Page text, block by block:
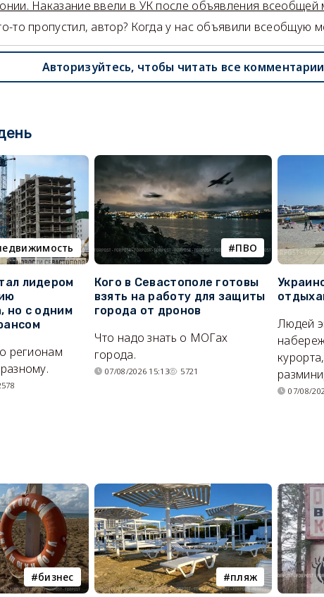
Наказание ввели в УК после объявления всеобщей
то пропустил, автор? Когда у нас объявили всеобщую
Авторизуйтесь, чтобы читать все комментарии
лидером
но с одним
регионам
ПВО
Кого в Севастополе готовы
взять на работу для защиты
города от дронов
Что надо знать о МОГах
города.
07/08/2026 15:13 5721
Людей
07/08/
бизнес пляж